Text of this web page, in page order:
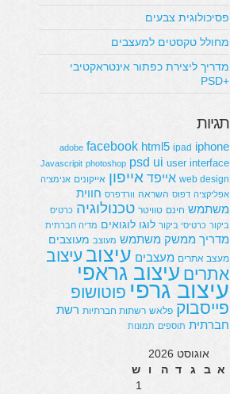
פסיכולוגית צבעים
מחולל טקסטים למעצבים
מדריך ליצירת כפתור אינטראקטיבי
+PSD
תגיות
adobe facebook html5 ipad iphone
Javascripit photoshop psd ui user interface
web design אייפד אייפון אייקונים אנימציה
אפליקציה דפוס השראה וורדפרס חווית
משתמש חינם טוויטר טכנולוגיה כרטיס
ביקור כרטיסי ביקור לוגו לוגואים מדיה חברתית
מדריך ממשק משתמש מעוצב מעוצבים
מעצב אתרים מעצבים עיצוב עיצוב
אתרים עיצוב גראפי
עיצוב גרפי פוטושופ
פייסבוק פלאש רשתות חברתיות רשת
חברתית תוספים תמונות
אוגוסט 2026
א ב ג ד ה ו
ש
1